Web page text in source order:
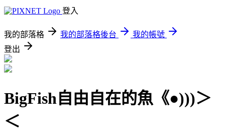
登入
我的部落格 我的部落格後台
我的帳號
登出
BigFish自由自在的魚《●)))＞
＜